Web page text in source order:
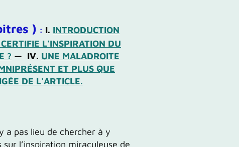
) : I. INTRODUCTION
L'INSPIRATION DU
? — IV. UNE MALADROITE
ET PLUS QUE
DE L'ARTICLE.
pas lieu de chercher à y
l’inspiration miraculeuse de